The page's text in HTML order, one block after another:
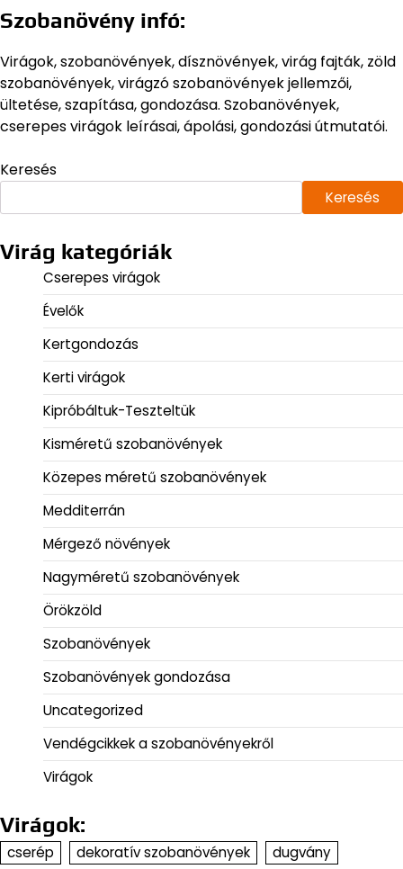
Szobanövény infó:
Virágok, szobanövények, dísznövények, virág fajták, zöld
szobanövények, virágzó szobanövények jellemzői,
ültetése, szapítása, gondozása. Szobanövények,
cserepes virágok leírásai, ápolási, gondozási útmutatói.
Keresés
Keresés
Virág kategóriák
Cserepes virágok
Évelők
Kertgondozás
Kerti virágok
Kipróbáltuk-Teszteltük
Kisméretű szobanövények
Közepes méretű szobanövények
Medditerrán
Mérgező növények
Nagyméretű szobanövények
Örökzöld
Szobanövények
Szobanövények gondozása
Uncategorized
Vendégcikkek a szobanövényekről
Virágok
Virágok:
cserép dekoratív szobanövények
dugvány